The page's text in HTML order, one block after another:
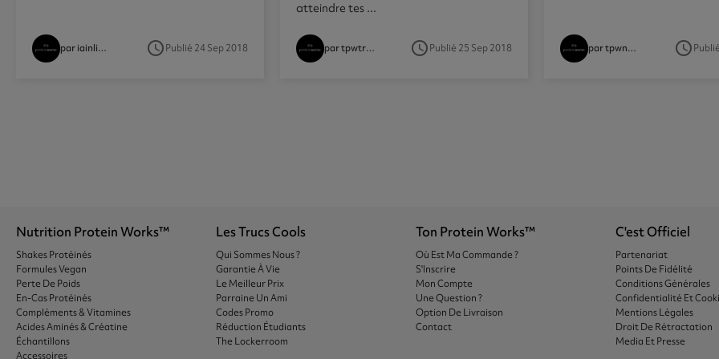
par iainlindsay access_timePublié 24 Sep 2018
atteindre tes ...
par tpwtrainer access_timePublié 25 Sep 2018 par tpwnutritionist access_time
Nutrition Protein Works™
Shakes Protéinés
Formules Vegan
Perte De Poids
En-Cas Protéinés
Compléments & Vitamines
Acides Aminés & Créatine
Échantillons
Accessoires
Les Trucs Cools
Qui Sommes Nous ?
Garantie À Vie
Le Meilleur Prix
Parraine Un Ami
Codes Promo
Réduction Étudiants
The Lockerroom
Ton Protein Works™
Où Est Ma Commande ?
S'Inscrire
Mon Compte
Une Question ?
Option De Livraison
Contact
C'est Officiel
Partenariat
Points De Fidélité
Conditions Générales
Confidentialité Et
Mentions Légales
Droit De Rétractation
Media Et Presse